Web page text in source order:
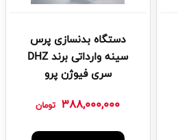
دستگاه بدنسازی پرس
سینه وارداتی برند DHZ
سری فیوژن پرو
388,000,000 تومان